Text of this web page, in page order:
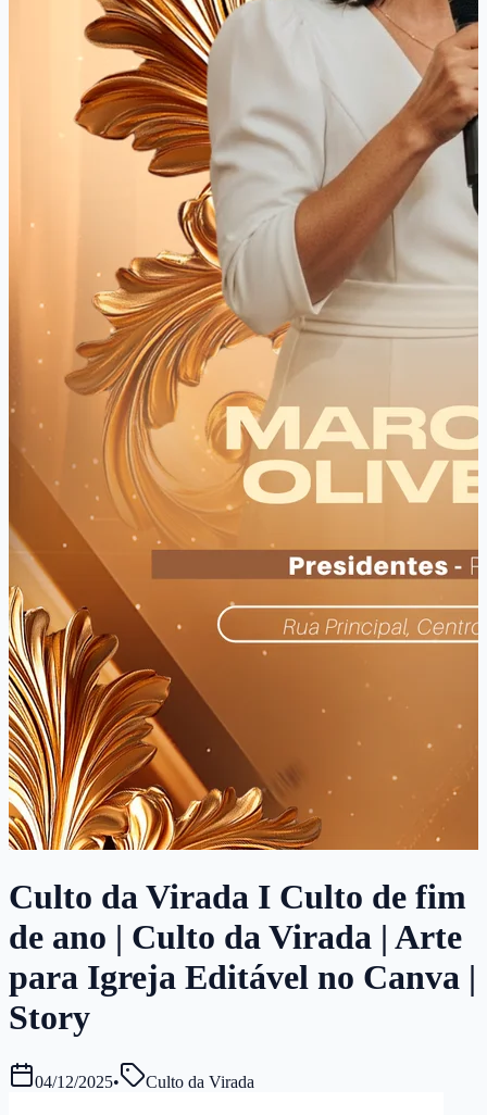
Culto da Virada I Culto de fim
de ano | Culto da Virada | Arte
para Igreja Editável no Canva |
Story
04/12/2025• Culto da Virada